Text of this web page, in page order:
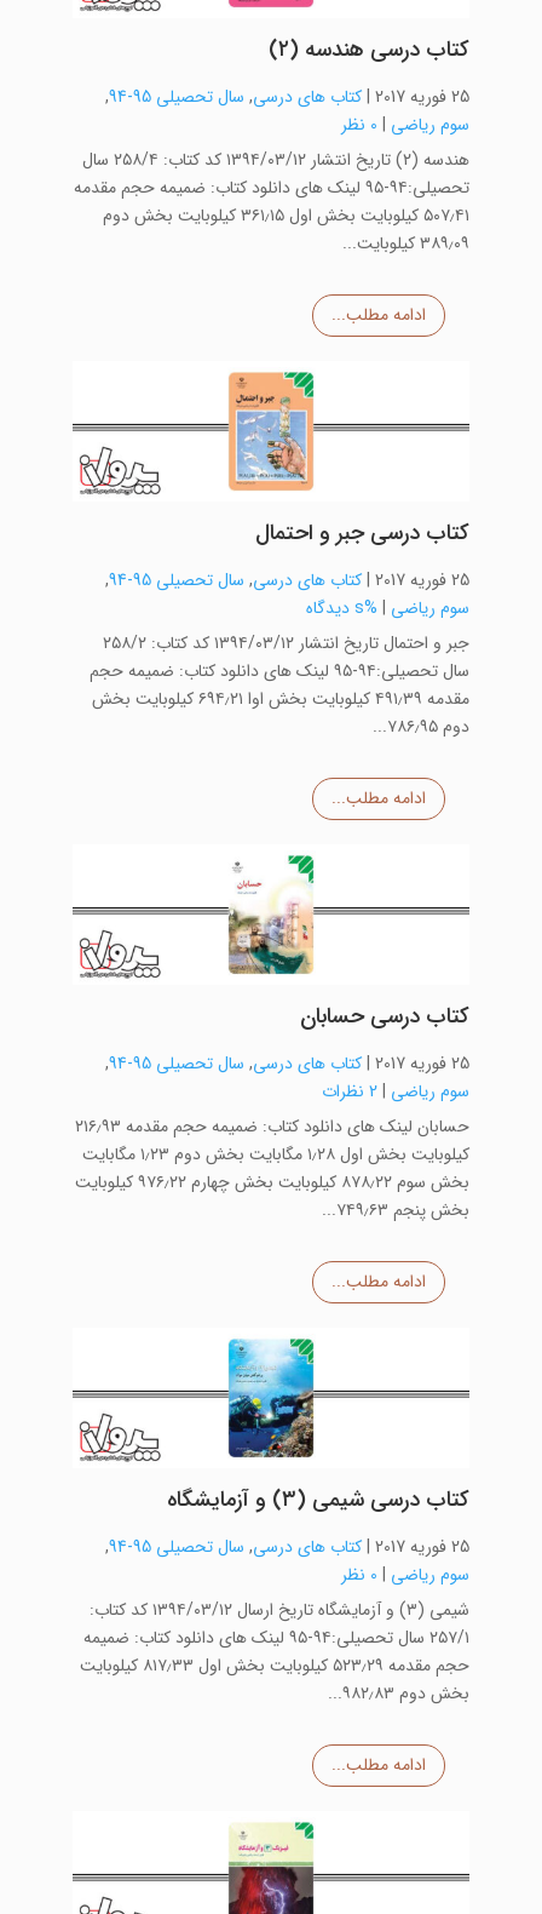
کتاب درسی هندسه (۲)
25 فوریه 2017 |کتاب های درسی, سال تحصیلی 95-94
,
سوم ریاضی | 0 نظر
هندسه (۲) تاریخ انتشار ۱۳۹۴/۰۳/۱۲ کد کتاب: ۲۵۸/۴ سال
تحصیلی:۹۴-۹۵ لینک های دانلود کتاب: ضمیمه حجم مقدمه
۵۰۷٫۴۱ کیلوبایت بخش اول ۳۶۱٫۱۵ کیلوبایت بخش دوم
۳۸۹٫۰۹ کیلوبایت...
ادامه مطلب...
کتاب درسی جبر و احتمال
25 فوریه 2017 |کتاب های درسی, سال تحصیلی 95-94
,
سوم ریاضی | %s دیدگاه
جبر و احتمال تاریخ انتشار ۱۳۹۴/۰۳/۱۲ کد کتاب: ۲۵۸/۲
سال تحصیلی:۹۴-۹۵ لینک های دانلود کتاب: ضمیمه حجم
مقدمه ۴۹۱٫۳۹ کیلوبایت بخش اوا ۶۹۴٫۲۱ کیلوبایت بخش
دوم ۷۸۶٫۹۵...
ادامه مطلب...
کتاب درسی حسابان
25 فوریه 2017 |کتاب های درسی, سال تحصیلی 95-94
,
سوم ریاضی |2 نظرات
حسابان لینک های دانلود کتاب: ضمیمه حجم مقدمه ۲۱۶٫۹۳
کیلوبایت بخش اول ۱٫۲۸ مگابایت بخش دوم ۱٫۲۳ مگابایت
بخش سوم ۸۷۸٫۲۲ کیلوبایت بخش چهارم ۹۷۶٫۲۲ کیلوبایت
بخش پنجم ۷۴۹٫۶۳...
ادامه مطلب...
کتاب درسی شیمی (۳) و آزمایشگاه
25 فوریه 2017 |کتاب های درسی, سال تحصیلی 95-94
,
سوم ریاضی | 0 نظر
شیمی (۳) و آزمایشگاه تاریخ ارسال ۱۳۹۴/۰۳/۱۲ کد کتاب:
۲۵۷/۱ سال تحصیلی:۹۴-۹۵ لینک های دانلود کتاب: ضمیمه
حجم مقدمه ۵۲۳٫۲۹ کیلوبایت بخش اول ۸۱۷٫۳۳ کیلوبایت
بخش دوم ۹۸۲٫۸۳...
ادامه مطلب...